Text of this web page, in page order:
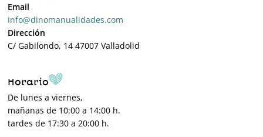
Email
info@dinomanualidades.com
Dirección
C/ Gabilondo, 14 47007 Valladolid
Horario
De lunes a viernes,
mañanas de 10:00 a 14:00 h.
tardes de 17:30 a 20:00 h.